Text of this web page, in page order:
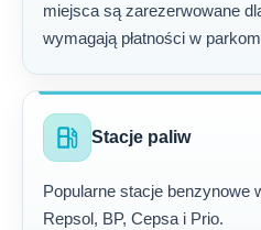
miejsca są zarezerwowane
wymagają płatności w
local_gas_station Stacje paliw
Popularne stacje benzynowe
Repsol, BP, Cepsa i Prio.